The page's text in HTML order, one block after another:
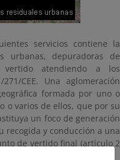
servicios contiene la
urbanas, depuradoras de
atendiendo a los
CEE. Una aglomeración
formada por uno o
o varios de ellos, que por su
un foco de generación
recogida y conducción a una
de vertido final (artículo 2